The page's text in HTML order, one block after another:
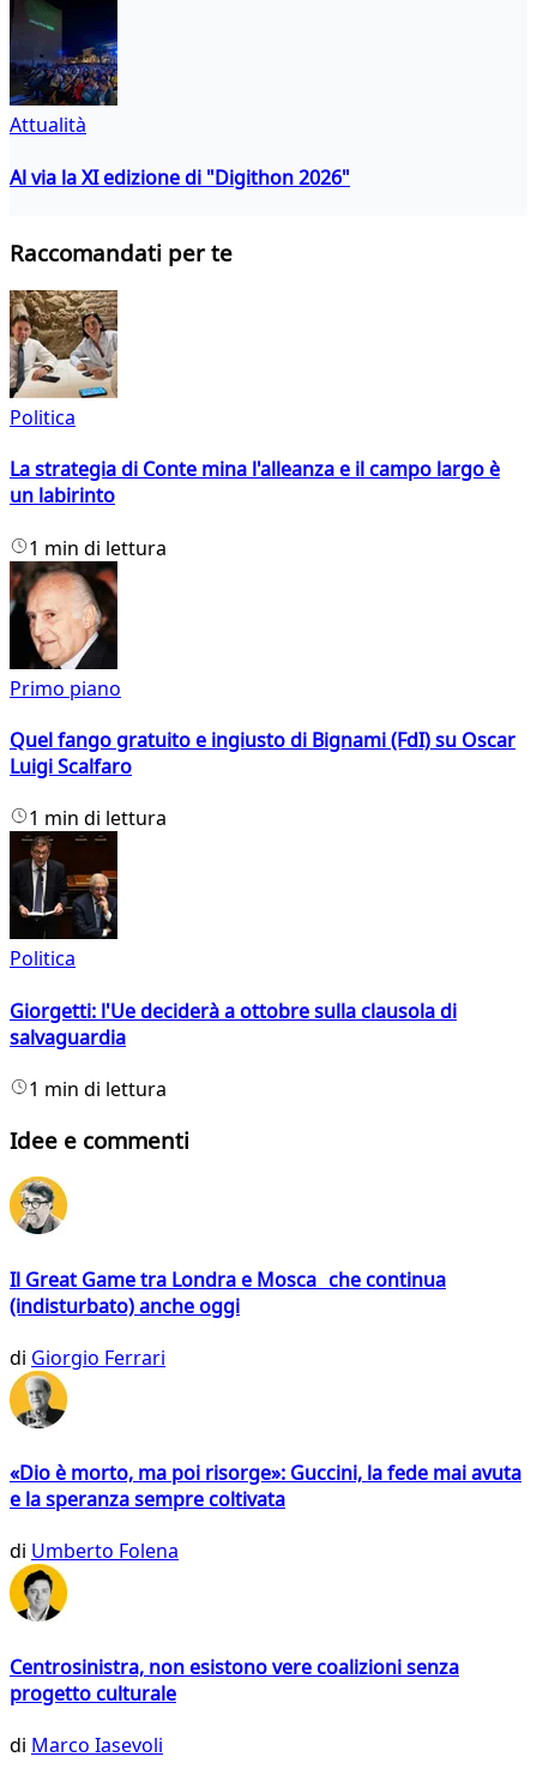
Attualità
Al via la XI edizione di "Digithon 2026"
Raccomandati per te
Politica
La strategia di Conte mina l'alleanza e il campo largo è
un labirinto
1 min di lettura
Primo piano
Quel fango gratuito e ingiusto di Bignami (FdI) su Oscar
Luigi Scalfaro
1 min di lettura
Politica
Giorgetti: l'Ue deciderà a ottobre sulla clausola di
salvaguardia
1 min di lettura
Idee e commenti
Il Great Game tra Londra e Mosca che continua
(indisturbato) anche oggi
di Giorgio Ferrari
«Dio è morto, ma poi risorge»: Guccini, la fede mai avuta
e la speranza sempre coltivata
di Umberto Folena
Centrosinistra, non esistono vere coalizioni senza
progetto culturale
di Marco Iasevoli